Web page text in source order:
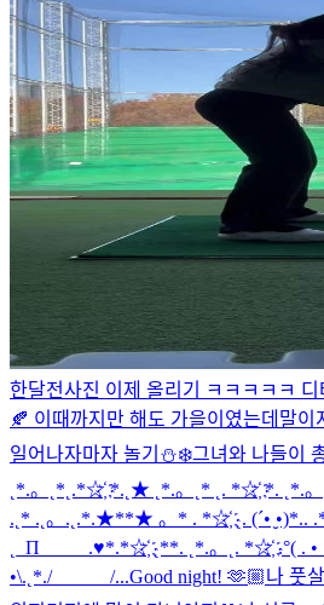
한달전사진 이제 올리기 ㅋㅋㅋㅋㅋ
🍂 이때까지만 해도 가을이였는데말
일어나자마자 놀기⛄❄️그녀와 나들이
˛*.。˛*˛.*☆҉ *.˛★ ˛*.。˛* ˛. *☆҉ *. ˛*.
.˛* .˛。.˛.*.★**★ 。* . *☆҉ ˛. (´• ̮•)*..
˛_Π_____.♥*.*☆҉ ˛**. ˛*.。˛. *☆҉ .°( .
•\.˛*./______/...Good night! 🫶🏼나 풋